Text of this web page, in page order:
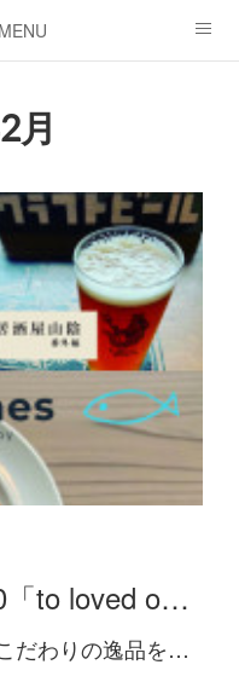
MENU
月
「to loved o…
だわりの逸品を…